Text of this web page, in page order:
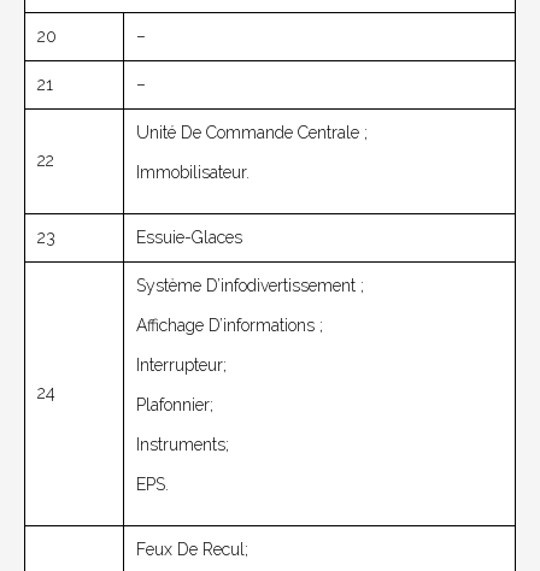
20 –
21 –
22
Unité De Commande Centrale ;
Immobilisateur.
23 Essuie-Glaces
24
Système D’infodivertissement ;
Affichage D’informations ;
Interrupteur;
Plafonnier;
Instruments;
EPS.
Feux De Recul;